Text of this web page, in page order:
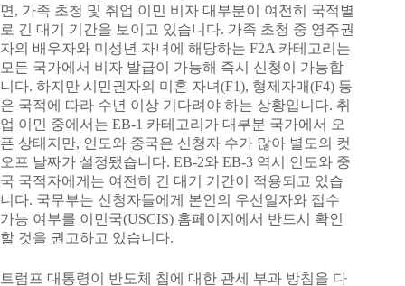
면, 가족 초청 및 취업 이민 비자 대부분이 여전히 국적별
로 긴 대기 기간을 보이고 있습니다. 가족 초청 중 영주권
자의 배우자와 미성년 자녀에 해당하는 F2A 카테고리는
모든 국가에서 비자 발급이 가능해 즉시 신청이 가능합
니다. 하지만 시민권자의 미혼 자녀(F1), 형제자매(F4) 등
은 국적에 따라 수년 이상 기다려야 하는 상황입니다. 취
업 이민 중에서는 EB-1 카테고리가 대부분 국가에서 오
픈 상태지만, 인도와 중국은 신청자 수가 많아 별도의 컷
오프 날짜가 설정됐습니다. EB-2와 EB-3 역시 인도와 중
국 국적자에게는 여전히 긴 대기 기간이 적용되고 있습
니다. 국무부는 신청자들에게 본인의 우선일자와 접수
가능 여부를 이민국(USCIS) 홈페이지에서 반드시 확인
할 것을 권고하고 있습니다.
트럼프 대통령이 반도체 칩에 대한 관세 부과 방침을 다